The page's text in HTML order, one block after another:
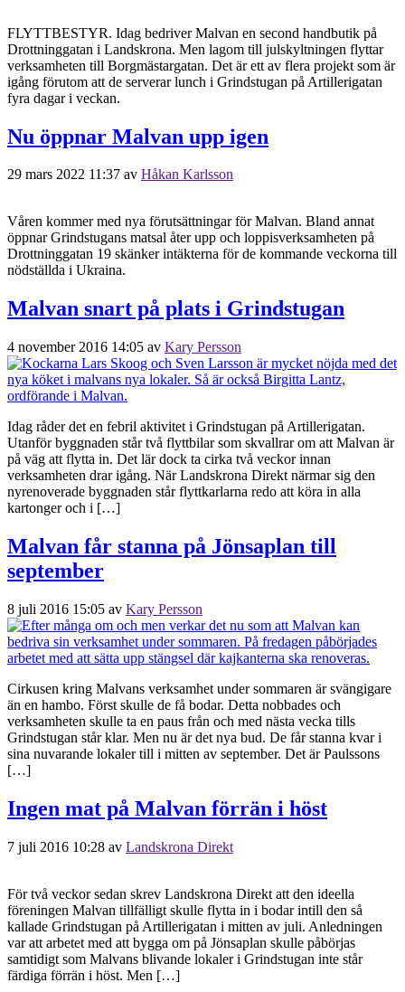
FLYTTBESTYR. Idag bedriver Malvan en second handbutik på
Drottninggatan i Landskrona. Men lagom till julskyltningen flyttar
verksamheten till Borgmästargatan. Det är ett av flera projekt som är
igång förutom att de serverar lunch i Grindstugan på Artillerigatan
fyra dagar i veckan.
Nu öppnar Malvan upp igen
29 mars 2022 11:37 av Håkan Karlsson
Våren kommer med nya förutsättningar för Malvan. Bland annat
öppnar Grindstugans matsal åter upp och loppisverksamheten på
Drottninggatan 19 skänker intäkterna för de kommande veckorna till
nödställda i Ukraina.
Malvan snart på plats i Grindstugan
4 november 2016 14:05 av Kary Persson
Idag råder det en febril aktivitet i Grindstugan på Artillerigatan.
Utanför byggnaden står två flyttbilar som skvallrar om att Malvan är
på väg att flytta in. Det lär dock ta cirka två veckor innan
verksamheten drar igång. När Landskrona Direkt närmar sig den
nyrenoverade byggnaden står flyttkarlarna redo att köra in alla
kartonger och i […]
Malvan får stanna på Jönsaplan till
september
8 juli 2016 15:05 av Kary Persson
Cirkusen kring Malvans verksamhet under sommaren är svängigare
än en hambo. Först skulle de få bodar. Detta nobbades och
verksamheten skulle ta en paus från och med nästa vecka tills
Grindstugan står klar. Men nu är det nya bud. De får stanna kvar i
sina nuvarande lokaler till i mitten av september. Det är Paulssons
[…]
Ingen mat på Malvan förrän i höst
7 juli 2016 10:28 av Landskrona Direkt
För två veckor sedan skrev Landskrona Direkt att den ideella
föreningen Malvan tillfälligt skulle flytta in i bodar intill den så
kallade Grindstugan på Artillerigatan i mitten av juli. Anledningen
var att arbetet med att bygga om på Jönsaplan skulle påbörjas
samtidigt som Malvans blivande lokaler i Grindstugan inte står
färdiga förrän i höst. Men […]